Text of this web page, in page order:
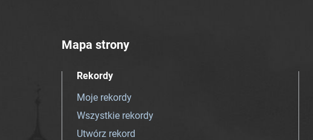
Mapa strony
Rekordy
Moje rekordy
Wszystkie rekordy
Utwórz rekord